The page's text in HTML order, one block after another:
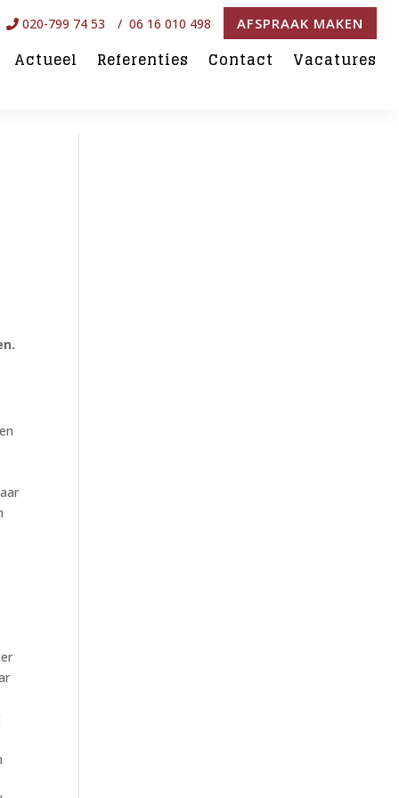
020-799 74 53 / 06 16 010 498 AFSPRAAK MAKEN
Actueel Referenties Contact Vacatures